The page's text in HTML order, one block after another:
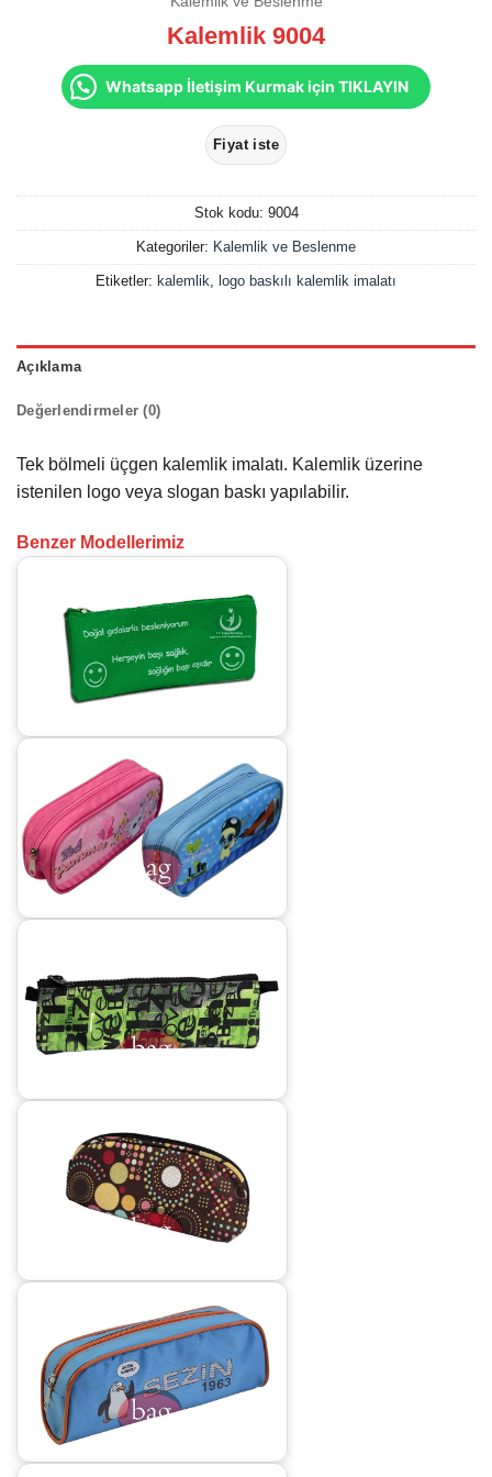
Kalemlik 9004
Whatsapp İletişim Kurmak için TIKLAYIN
Stok kodu: 9004
Kategoriler: Kalemlik ve Beslenme
Etiketler: kalemlik, logo baskılı kalemlik imalatı
Açıklama
Değerlendirmeler (0)
Tek bölmeli üçgen kalemlik imalatı. Kalemlik üzerine
istenilen logo veya slogan baskı yapılabilir.
Benzer Modellerimiz